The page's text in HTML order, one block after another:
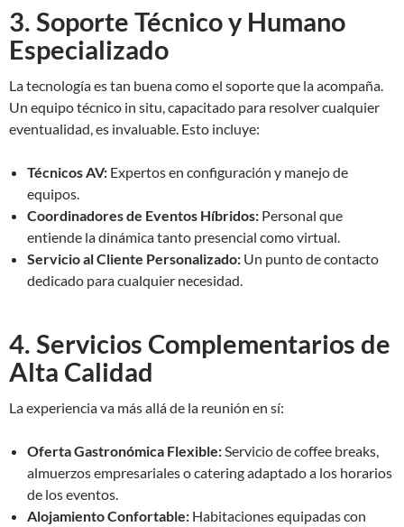
3. Soporte Técnico y Humano
Especializado
La tecnología es tan buena como el soporte que la acompaña.
Un equipo técnico in situ, capacitado para resolver cualquier
eventualidad, es invaluable. Esto incluye:
Técnicos AV: Expertos en configuración y manejo de
equipos.
Coordinadores de Eventos Híbridos: Personal que
entiende la dinámica tanto presencial como virtual.
Servicio al Cliente Personalizado: Un punto de contacto
dedicado para cualquier necesidad.
4. Servicios Complementarios de
Alta Calidad
La experiencia va más allá de la reunión en sí:
Oferta Gastronómica Flexible:Servicio de coffee breaks,
almuerzos empresariales o catering adaptado a los horarios
de los eventos.
Alojamiento Confortable: Habitaciones equipadas con